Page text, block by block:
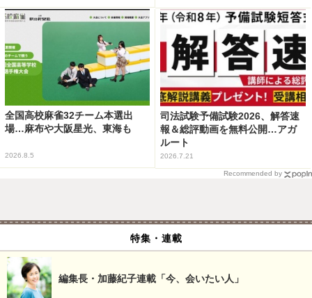
全国高校麻雀32チーム本選出
場…麻布や大阪星光、東海も
2026.8.5
司法試験予備試験2026、解答速
報＆総評動画を無料公開…アガ
ルート
2026.7.21
Recommended by
特集・連載
編集長・加藤紀子連載「今、会いたい人」